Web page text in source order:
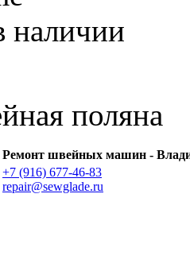
наличии
поляна
Ремонт швейных машин -
+7 (916) 677-46-83
repair@sewglade.ru